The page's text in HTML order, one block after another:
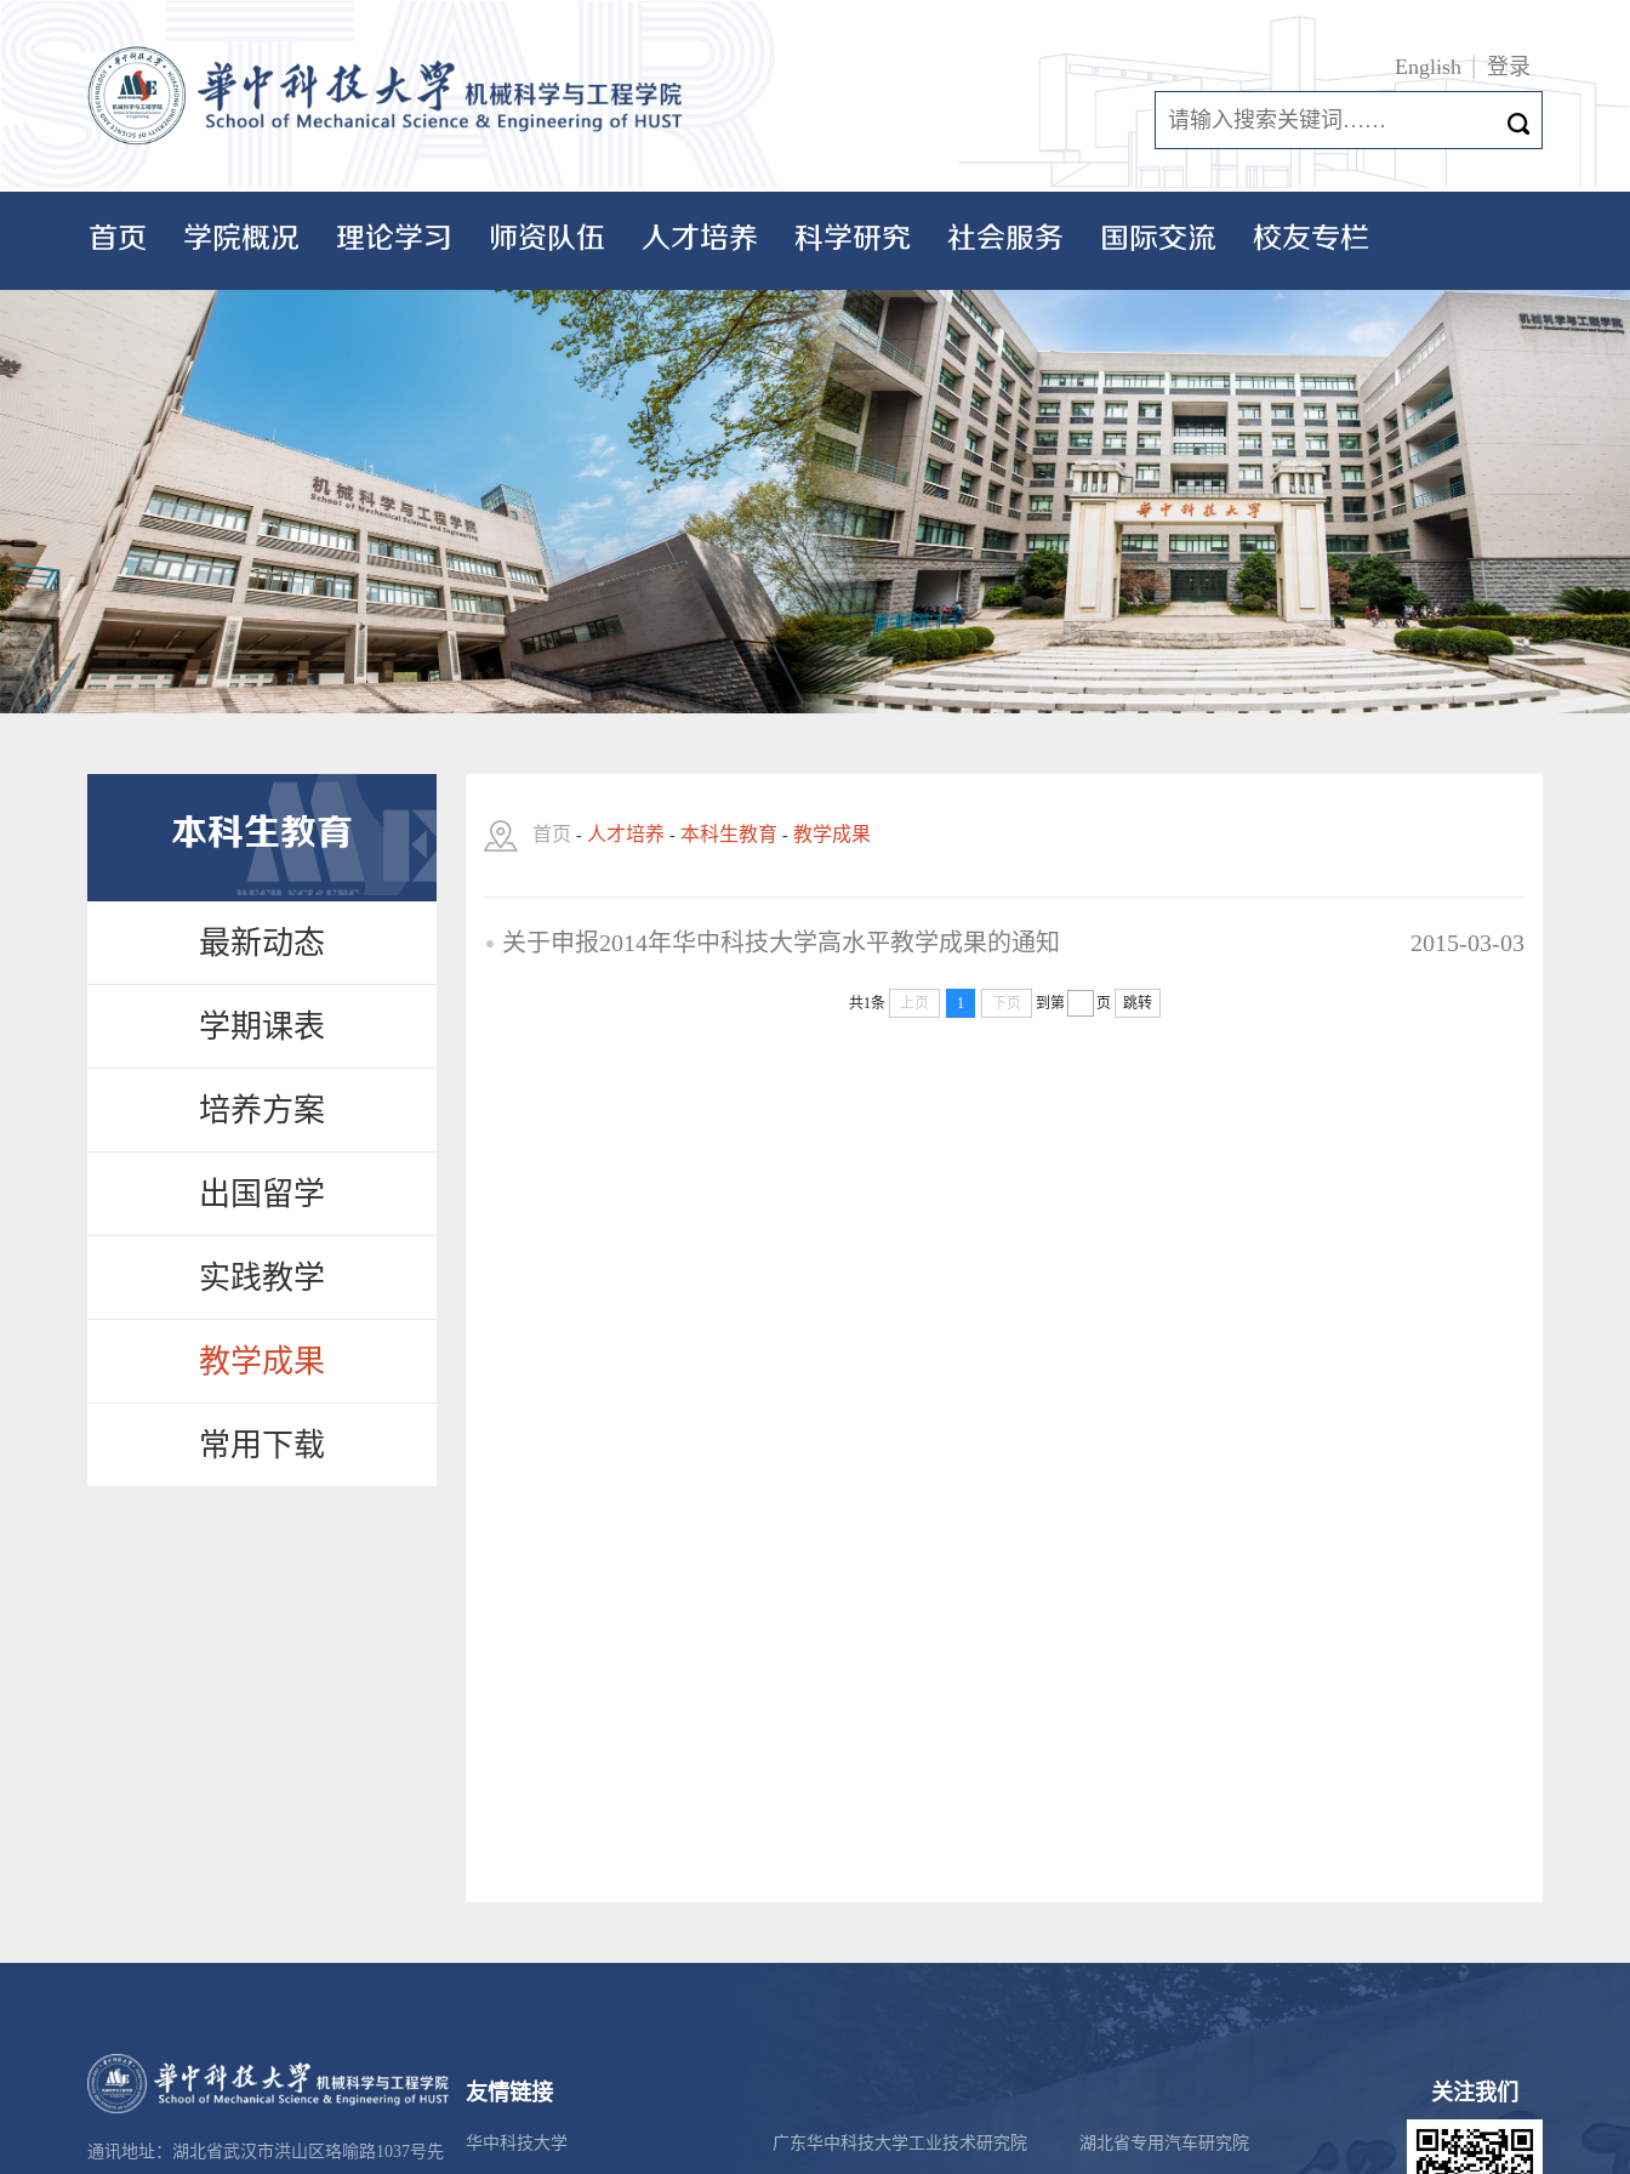
English 登录
首页 学院概况 理论学习 师资队伍 人才培养 科学研究 社会服务 国际交流 校友专栏
本科生教育
最新动态
学期课表
培养方案
出国留学
实践教学
教学成果
常用下载
首页 - 人才培养 - 本科生教育 - 教学成果
关于申报2014年华中科技大学高水平教学成果的通知 2015-03-03
共1条 上页 1 下页 到第 页 跳转
通讯地址：湖北省武汉市洪山区珞喻路1037号先
友情链接
华中科技大学 广东华中科技大学工业技术研究院 湖北省专用汽车研究院
关注我们